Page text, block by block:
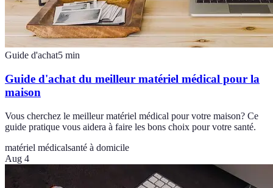
Guide d'achat5 min
Guide d'achat du meilleur matériel médical pour la
maison
Vous cherchez le meilleur matériel médical pour votre maison? Ce
guide pratique vous aidera à faire les bons choix pour votre santé.
matériel médicalsanté à domicile
Aug 4